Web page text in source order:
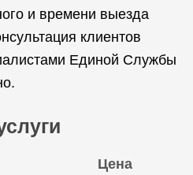
и времени выезда
клиентов
Единой Службы
Цена